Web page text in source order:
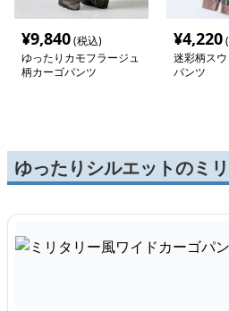
¥9,840(税込)
ゆったりカモフラージュ
柄カーゴパンツ
¥4,220(
迷彩柄ス
パンツ
ゆったりシルエットのミ